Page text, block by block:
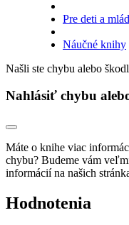
Pre deti a
Náučné knihy
Našli ste chybu alebo
Nahlásiť chybu
Máte o knihe viac
chybu? Budeme vám
informácií na našich
Hodnotenia